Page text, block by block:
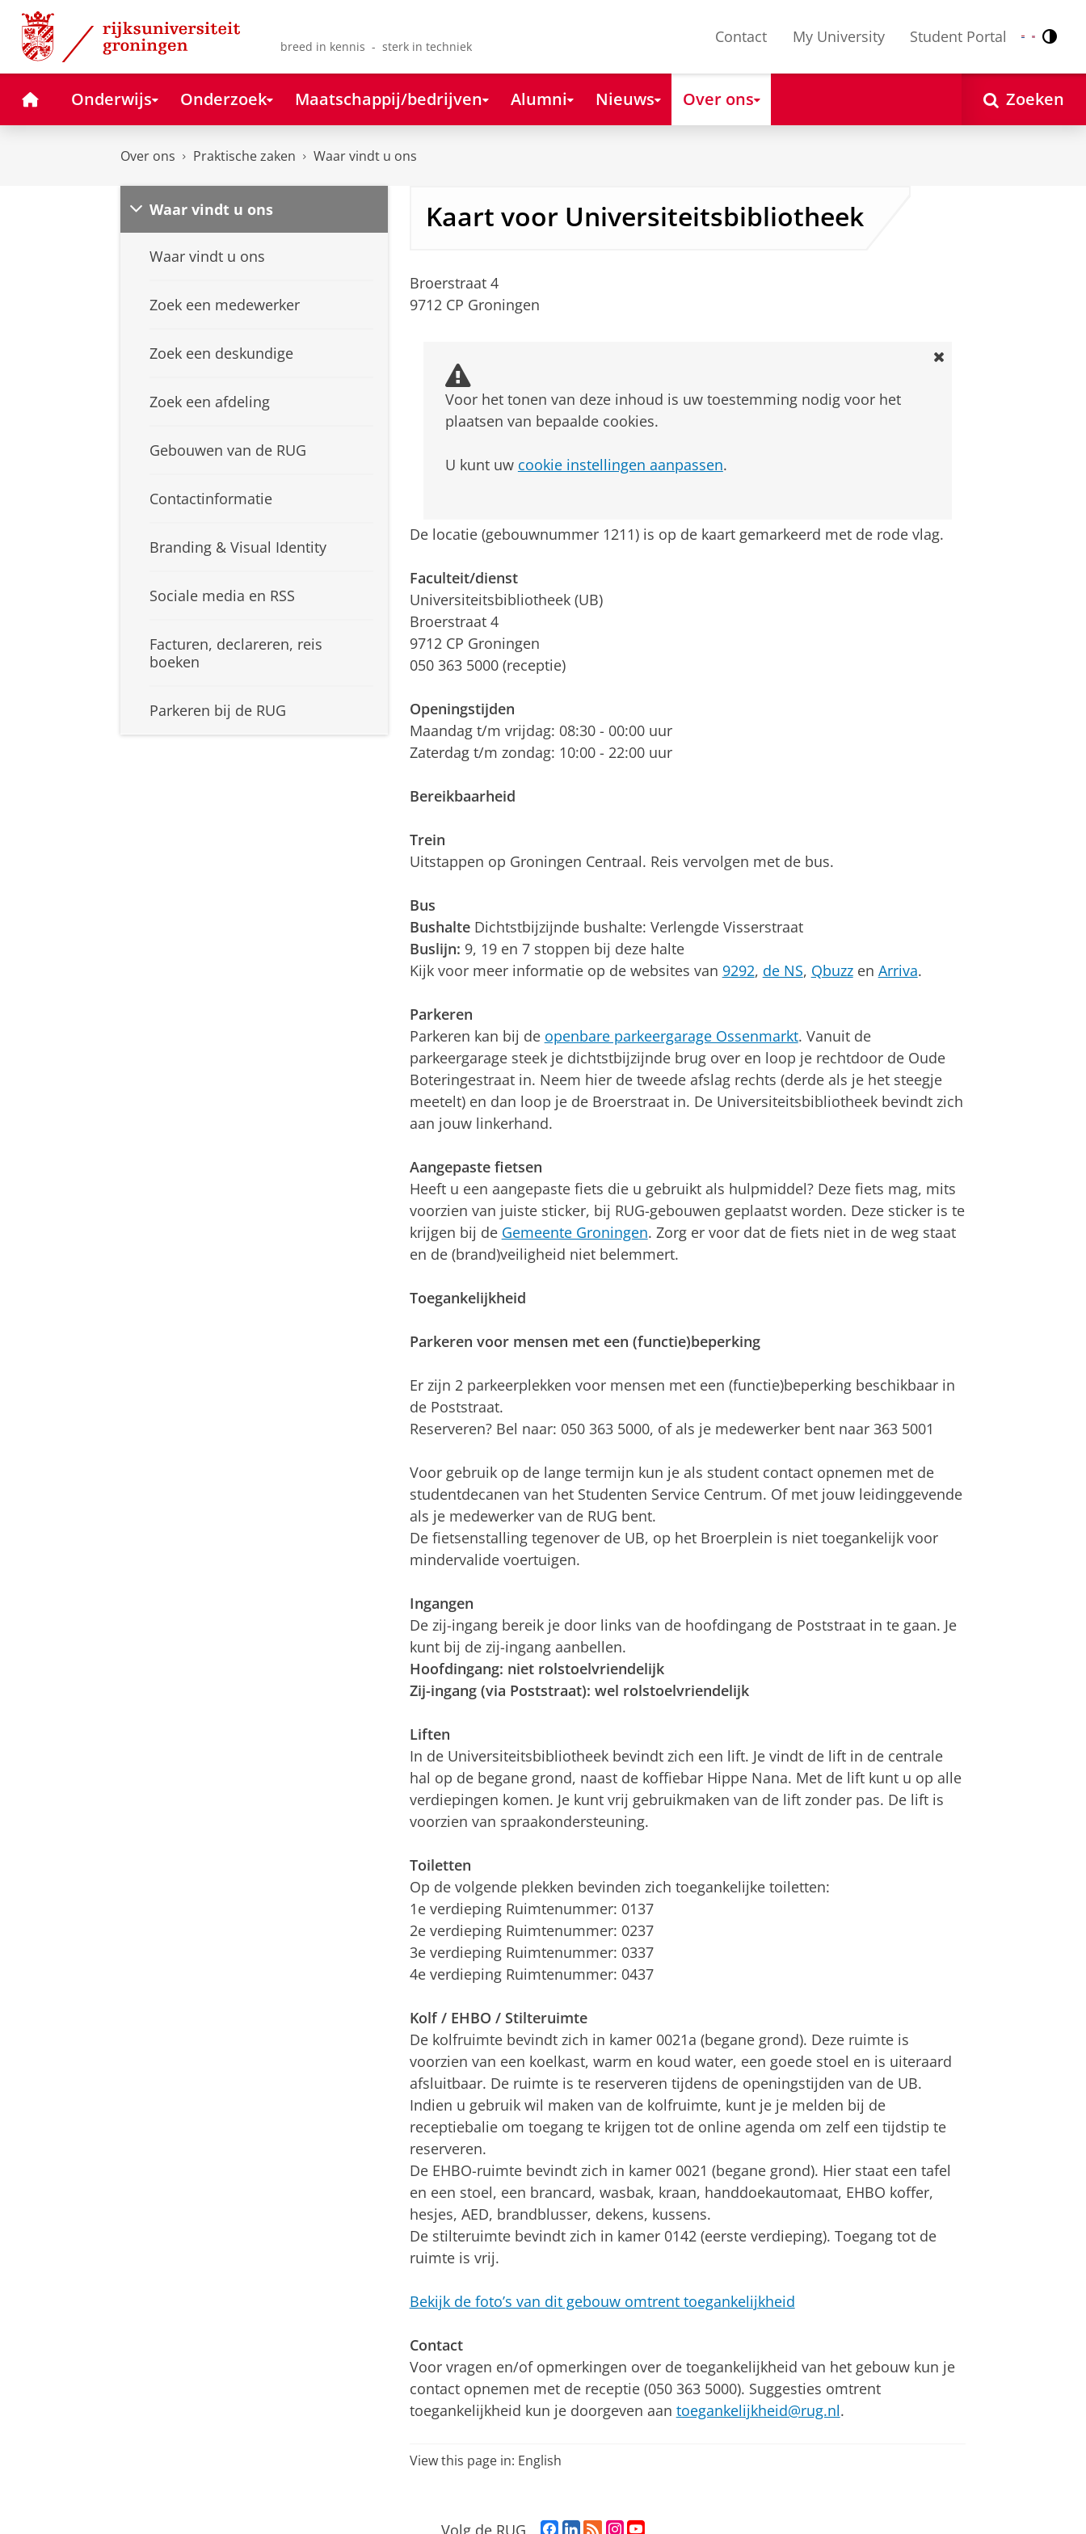
Skip
Content
Skip
Navigation
breed in kennis - sterk in techniek
Contact My University Student Portal Nederlands
English
HomeOnderwijs Onderzoek Maatschappij/bedrijven Alumni Nieuws Over ons Zoeken
Over ons Praktische zaken Waar vindt u ons
Waar vindt u ons
Waar vindt u ons
Zoek een medewerker
Zoek een deskundige
Zoek een afdeling
Gebouwen van de RUG
Contactinformatie
Branding & Visual Identity
Sociale media en RSS
Facturen, declareren, reis
boeken
Parkeren bij de RUG
Kaart voor Universiteitsbibliotheek
Broerstraat 4
9712 CP Groningen
Voor het tonen van deze inhoud is uw toestemming nodig voor het
plaatsen van bepaalde cookies.
U kunt uw cookie instellingen aanpassen.
De locatie (gebouwnummer 1211) is op de kaart gemarkeerd met de rode vlag.
Faculteit/dienst
Universiteitsbibliotheek (UB)
Broerstraat 4
9712 CP Groningen
050 363 5000 (receptie)
Openingstijden
Maandag t/m vrijdag: 08:30 - 00:00 uur
Zaterdag t/m zondag: 10:00 - 22:00 uur
Bereikbaarheid
Trein
Uitstappen op Groningen Centraal. Reis vervolgen met de bus.
Bus
BushalteDichtstbijzijnde bushalte: Verlengde Visserstraat
Buslijn: 9, 19 en 7 stoppen bij deze halte
Kijk voor meer informatie op de websites van 9292, de NS, Qbuzzen Arriva.
Parkeren
Parkeren kan bij de openbare parkeergarage Ossenmarkt. Vanuit de
parkeergarage steek je dichtstbijzijnde brug over en loop je rechtdoor de Oude
Boteringestraat in. Neem hier de tweede afslag rechts (derde als je het steegje
meetelt) en dan loop je de Broerstraat in. De Universiteitsbibliotheek bevindt zich
aan jouw linkerhand.
Aangepaste fietsen
Heeft u een aangepaste fiets die u gebruikt als hulpmiddel? Deze fiets mag, mits
voorzien van juiste sticker, bij RUG-gebouwen geplaatst worden. Deze sticker is te
krijgen bij de Gemeente Groningen. Zorg er voor dat de fiets niet in de weg staat
en de (brand)veiligheid niet belemmert.
Toegankelijkheid
Parkeren voor mensen met een (functie)beperking
Er zijn 2 parkeerplekken voor mensen met een (functie)beperking beschikbaar in
de Poststraat.
Reserveren? Bel naar: 050 363 5000, of als je medewerker bent naar 363 5001
Voor gebruik op de lange termijn kun je als student contact opnemen met de
studentdecanen van het Studenten Service Centrum. Of met jouw leidinggevende
als je medewerker van de RUG bent.
De fietsenstalling tegenover de UB, op het Broerplein is niet toegankelijk voor
mindervalide voertuigen.
Ingangen
De zij-ingang bereik je door links van de hoofdingang de Poststraat in te gaan. Je
kunt bij de zij-ingang aanbellen.
Hoofdingang: niet rolstoelvriendelijk
Zij-ingang (via Poststraat): wel rolstoelvriendelijk
Liften
In de Universiteitsbibliotheek bevindt zich een lift. Je vindt de lift in de centrale
hal op de begane grond, naast de koffiebar Hippe Nana. Met de lift kunt u op alle
verdiepingen komen. Je kunt vrij gebruikmaken van de lift zonder pas. De lift is
voorzien van spraakondersteuning.
Toiletten
Op de volgende plekken bevinden zich toegankelijke toiletten:
1e verdieping Ruimtenummer: 0137
2e verdieping Ruimtenummer: 0237
3e verdieping Ruimtenummer: 0337
4e verdieping Ruimtenummer: 0437
Kolf / EHBO / Stilteruimte
De kolfruimte bevindt zich in kamer 0021a (begane grond). Deze ruimte is
voorzien van een koelkast, warm en koud water, een goede stoel en is uiteraard
afsluitbaar. De ruimte is te reserveren tijdens de openingstijden van de UB.
Indien u gebruik wil maken van de kolfruimte, kunt je je melden bij de
receptiebalie om toegang te krijgen tot de online agenda om zelf een tijdstip te
reserveren.
De EHBO-ruimte bevindt zich in kamer 0021 (begane grond). Hier staat een tafel
en een stoel, een brancard, wasbak, kraan, handdoekautomaat, EHBO koffer,
hesjes, AED, brandblusser, dekens, kussens.
De stilteruimte bevindt zich in kamer 0142 (eerste verdieping). Toegang tot de
ruimte is vrij.
Bekijk de foto’s van dit gebouw omtrent toegankelijkheid
Contact
Voor vragen en/of opmerkingen over de toegankelijkheid van het gebouw kun je
contact opnemen met de receptie (050 363 5000). Suggesties omtrent
toegankelijkheid kun je doorgeven aan toegankelijkheid@rug.nl.
View this page in: English
F
L
R